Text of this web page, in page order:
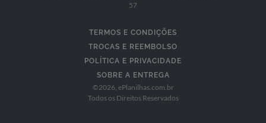
57
TERMOS E CONDIÇÕES
TROCAS E REEMBOLSO
POLÍTICA E PRIVACIDADE
SOBRE A ENTREGA
©2026 , ePlanilhas.com.br
Todos os Direitos Reservados